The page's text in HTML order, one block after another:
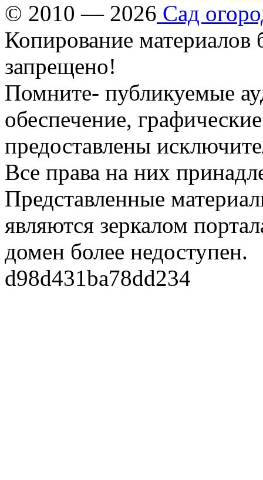
© 2010 — 2026 Сад
Копирование материалов
запрещено!
Помните- публикуемые
обеспечение,
предоставлены
Все права на них
Представленные
являются зеркалом
домен более недоступен.
d98d431ba78dd234